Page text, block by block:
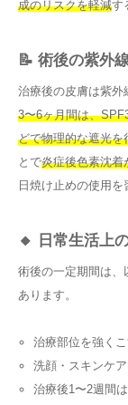
成のリスクを軽減す
📝 術後の紫外
治療後の皮膚は紫外
3〜6ヶ月間は、
どで物理的な遮光を
とで炎症後色素沈着
日焼け止めの使用を
🔸 日常生活上
術後の一定期間は、
あります。
治療部位を強く
洗顔・スキンケ
治療後1〜2週間